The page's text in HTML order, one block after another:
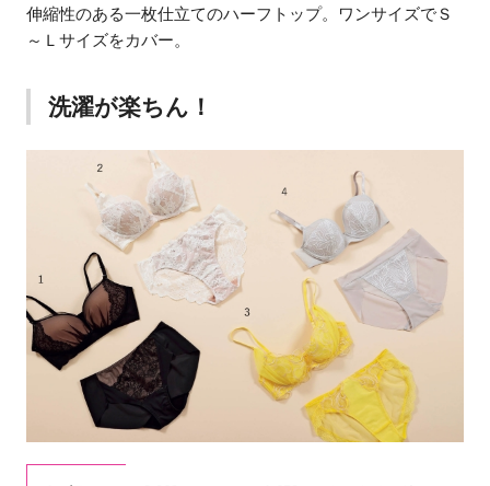
伸縮性のある一枚仕立てのハーフトップ。ワンサイズでＳ
～Ｌサイズをカバー。
洗濯が楽ちん！